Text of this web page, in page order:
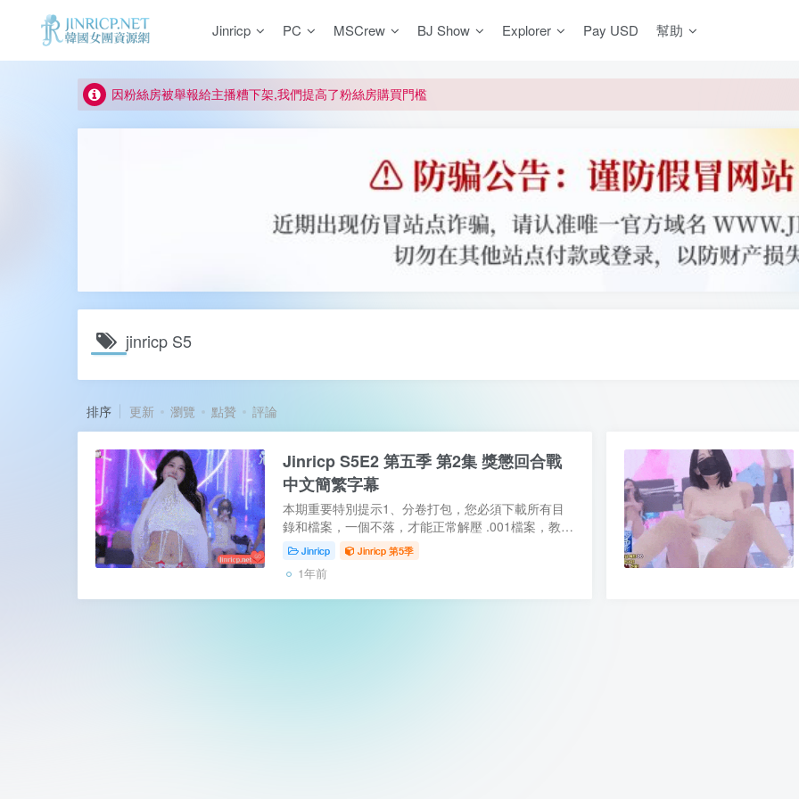
Jinricp PC MSCrew BJ Show Explorer Pay USD 幫助
如何獲得 Jinricp.net 網站邀請碼
正版宣告: 警惕盜版網站冒充 Jinricp.net [20260605更新]
因粉絲房被舉報給主播糟下架,我們提高了粉絲房購買門檻
所有ED2K連結僅支援115網盤/PikPak網盤，其它網盤均不支援
正版宣告: 警惕盜版網站冒充 Jinricp.net [20260605更新]
jinricp S5
排序 更新 瀏覽 點贊 評論
Jinricp S5E2 第五季 第2集 獎懲回合戰
中文簡繁字幕
本期重要特別提示1、分卷打包，您必須下載所有目
錄和檔案，一個不落，才能正常解壓 .001檔案，教程
點這裡2、新增 PikPak 網盤字幕，PikPak網盤影片也
可以有字幕了3、115網盤 Ed2k資源去廣告純淨...
Jinricp Jinricp 第5季
1年前